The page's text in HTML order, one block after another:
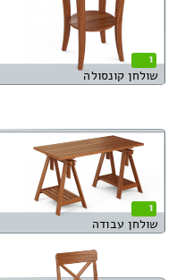
1
שולחן קונסולה
1
שולחן עבודה